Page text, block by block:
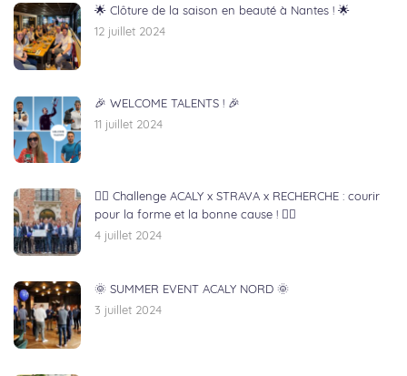
🌟 Clôture de la saison en beauté à Nantes ! 🌟
12 juillet 2024
🎉 WELCOME TALENTS ! 🎉
11 juillet 2024
🏃‍♂️ Challenge ACALY x STRAVA x RECHERCHE : courir
pour la forme et la bonne cause ! 🏃‍♀️
4 juillet 2024
🌞 SUMMER EVENT ACALY NORD 🌞
3 juillet 2024